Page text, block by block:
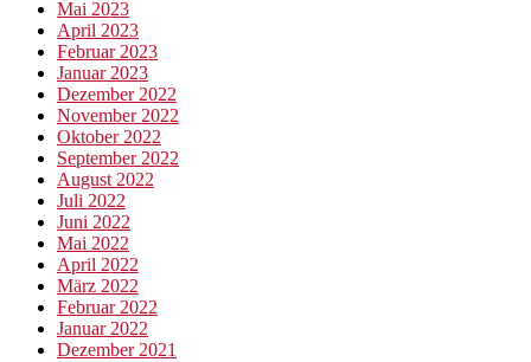
Mai 2023
April 2023
Februar 2023
Januar 2023
Dezember 2022
November 2022
Oktober 2022
September 2022
August 2022
Juli 2022
Juni 2022
Mai 2022
April 2022
März 2022
Februar 2022
Januar 2022
Dezember 2021